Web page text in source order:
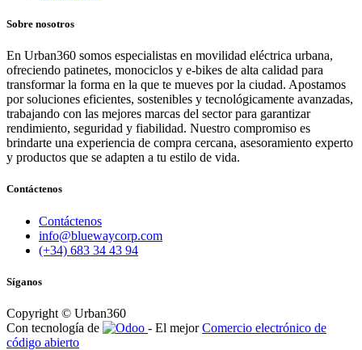
Sobre nosotros
En Urban360 somos especialistas en movilidad eléctrica urbana,
ofreciendo patinetes, monociclos y e-bikes de alta calidad para
transformar la forma en la que te mueves por la ciudad. Apostamos
por soluciones eficientes, sostenibles y tecnológicamente avanzadas,
trabajando con las mejores marcas del sector para garantizar
rendimiento, seguridad y fiabilidad. Nuestro compromiso es
brindarte una experiencia de compra cercana, asesoramiento experto
y productos que se adapten a tu estilo de vida.
Contáctenos
Contáctenos
info@bluewaycorp.com
(+34) 683 34 43 94
Síganos
Copyright © Urban360
Con tecnología de
- El mejorComercio electrónico de
código abierto